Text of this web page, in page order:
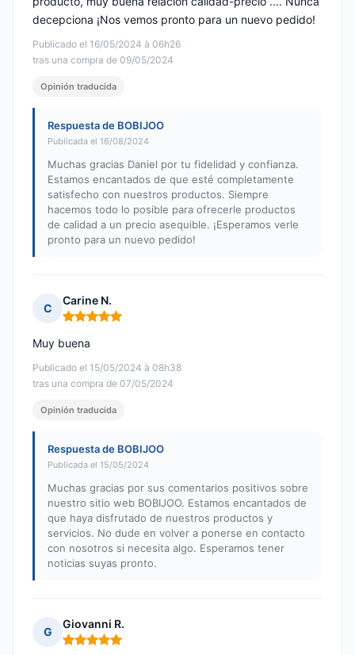
Publicado el 16/05/2024 à 06h26
tras una compra de 09/05/2024
decepciona ¡Nos vemos pronto para un nuevo pedido!
Opinión traducida
Respuesta de BOBIJOO
Publicada el 16/08/2024
Muchas gracias Daniel por tu fidelidad y confianza.
Estamos encantados de que esté completamente
satisfecho con nuestros productos. Siempre
hacemos todo lo posible para ofrecerle productos
de calidad a un precio asequible. ¡Esperamos verle
pronto para un nuevo pedido!
C
Carine N.
Nota: 5 de 5
Publicado el 15/05/2024 à 08h38
tras una compra de 07/05/2024
Muy buena
Opinión traducida
Respuesta de BOBIJOO
Publicada el 15/05/2024
Muchas gracias por sus comentarios positivos sobre
nuestro sitio web BOBIJOO. Estamos encantados de
que haya disfrutado de nuestros productos y
servicios. No dude en volver a ponerse en contacto
con nosotros si necesita algo. Esperamos tener
noticias suyas pronto.
G
Giovanni R.
Nota: 5 de 5